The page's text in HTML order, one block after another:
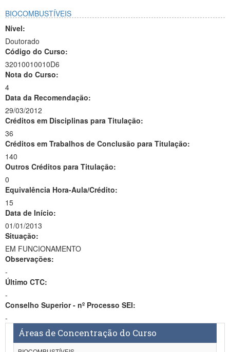
BIOCOMBUSTÍVEIS
Nível:
Doutorado
Código do Curso:
32010010010D6
Nota do Curso:
4
Data da Recomendação:
29/03/2012
Créditos em Disciplinas para Titulação:
36
Créditos em Trabalhos de Conclusão para Titulação:
140
Outros Créditos para Titulação:
0
Equivalência Hora-Aula/Crédito:
15
Data de Início:
01/01/2013
Situação:
EM FUNCIONAMENTO
Observações:
-
Último CTC:
-
Conselho Superior - nº Processo SEI:
-
Áreas de Concentração do Curso